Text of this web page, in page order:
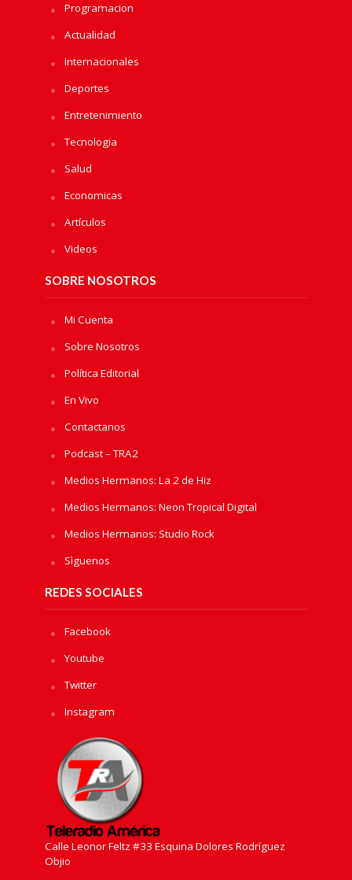
Programacion
Actualidad
Internacionales
Deportes
Entretenimiento
Tecnologia
Salud
Economicas
Artículos
Videos
SOBRE NOSOTROS
Mi Cuenta
Sobre Nosotros
Política Editorial
En Vivo
Contactanos
Podcast – TRA2
Medios Hermanos: La 2 de Hiz
Medios Hermanos: Neon Tropical Digital
Medios Hermanos: Studio Rock
Sìguenos
REDES SOCIALES
Facebook
Youtube
Twitter
Instagram
Calle Leonor Feltz #33 Esquina Dolores Rodríguez
Objio